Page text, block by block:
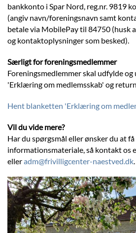
bankkonto i Spar Nord, reg.nr. 9819
(angiv navn/foreningsnavn samt
betale via MobilePay til 84750 (husk
og kontaktoplysninger som besked).
Særligt for foreningsmedlemmer
Foreningsmedlemmer skal udfylde
'Erklæring om medlemsskab' og
Hent blanketten 'Erklæring om
Vil du vide mere?
Har du spørgsmål eller ønsker du at
informationsmateriale, så kontakt os
elleradm@frivilligcenter-naestved.dk.